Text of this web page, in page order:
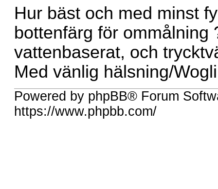
Hur bäst och med minst
bottenfärg för ommålning
vattenbaserat, och
Med vänlig hälsning/
Powered by phpBB® Forum
https://www.phpbb.com/